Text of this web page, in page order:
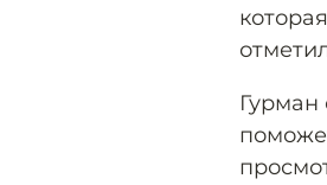
Гурман